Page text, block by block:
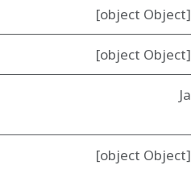
[object Object]
[object Object]
Ja
[object Object]